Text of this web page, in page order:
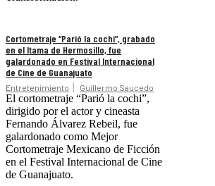
Cortometraje “Parió la cochi”, grabado
en el Itama de Hermosillo, fue
galardonado en Festival Internacional
de Cine de Guanajuato
Entretenimiento Guillermo Saucedo
El cortometraje “Parió la cochi”,
dirigido por el actor y cineasta
Fernando Álvarez Rebeil, fue
galardonado como Mejor
Cortometraje Mexicano de Ficción
en el Festival Internacional de Cine
de Guanajuato.